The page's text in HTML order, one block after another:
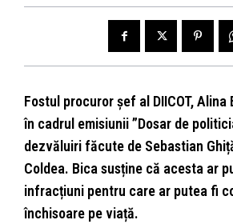
Fostul procuror șef al DIICOT,
în cadrul emisiunii ”Dosar de
dezvăluiri făcute de Sebastian
Coldea. Bica susține că acesta ar
infracțiuni pentru care ar putea fi
închisoare pe viață.